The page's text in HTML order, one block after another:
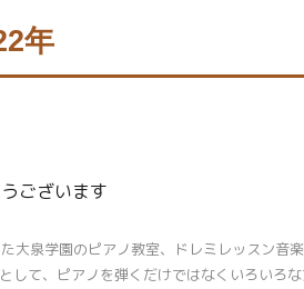
年
ございます
大泉学園のピアノ教室、ドレミレッスン音
して、ピアノを弾くだけではなくいろいろ